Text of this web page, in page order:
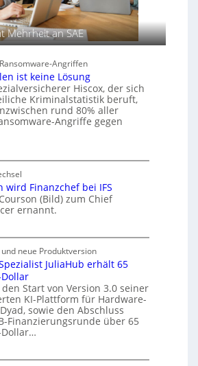
n
Mehrheit an SAE
Angriffen
ist keine Lösung
Hiscox, der sich
Kriminalstatistik beruft,
rund 80% aller
Angriffe gegen
wird Finanzchef bei IFS
(Bild) zum Chief
ernannt.
neue Produktversion
JuliaHub erhält 65
Start von Version 3.0 seiner
KI-Plattform für Hardware-
sowie den Abschluss
Finanzierungsrunde über 65